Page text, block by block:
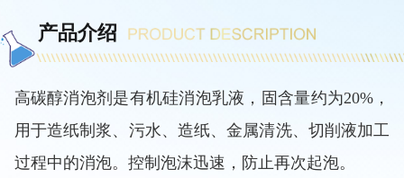
产品介绍
高碳醇消泡剂 是有机硅消泡乳液，固含量约为20%，
用于造纸制浆、污水、造纸、金属清洗、切削液加工
过程中的消泡。 控制泡沫迅速，防止再次起泡。